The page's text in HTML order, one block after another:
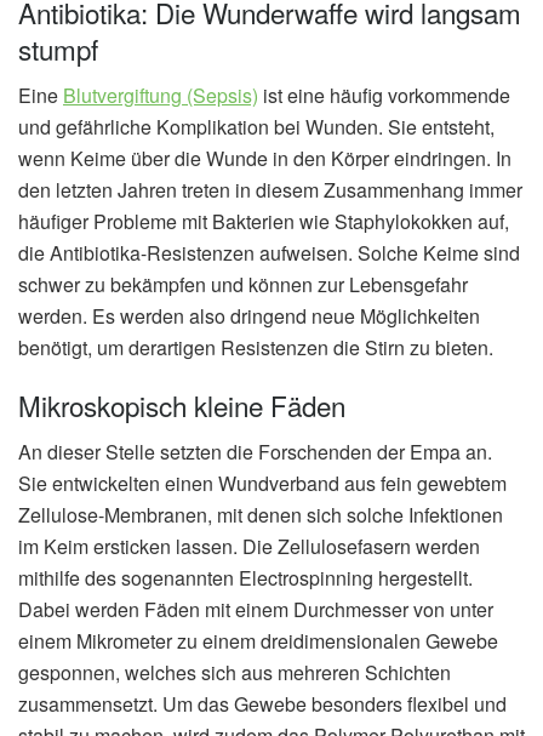
Antibiotika: Die Wunderwaffe wird langsam
stumpf
Eine Blutvergiftung (Sepsis) ist eine häufig vorkommende
und gefährliche Komplikation bei Wunden. Sie entsteht,
wenn Keime über die Wunde in den Körper eindringen. In
den letzten Jahren treten in diesem Zusammenhang immer
häufiger Probleme mit Bakterien wie Staphylokokken auf,
die Antibiotika-Resistenzen aufweisen. Solche Keime sind
schwer zu bekämpfen und können zur Lebensgefahr
werden. Es werden also dringend neue Möglichkeiten
benötigt, um derartigen Resistenzen die Stirn zu bieten.
Mikroskopisch kleine Fäden
An dieser Stelle setzten die Forschenden der Empa an.
Sie entwickelten einen Wundverband aus fein gewebtem
Zellulose-Membranen, mit denen sich solche Infektionen
im Keim ersticken lassen. Die Zellulosefasern werden
mithilfe des sogenannten Electrospinning hergestellt.
Dabei werden Fäden mit einem Durchmesser von unter
einem Mikrometer zu einem dreidimensionalen Gewebe
gesponnen, welches sich aus mehreren Schichten
zusammensetzt. Um das Gewebe besonders flexibel und